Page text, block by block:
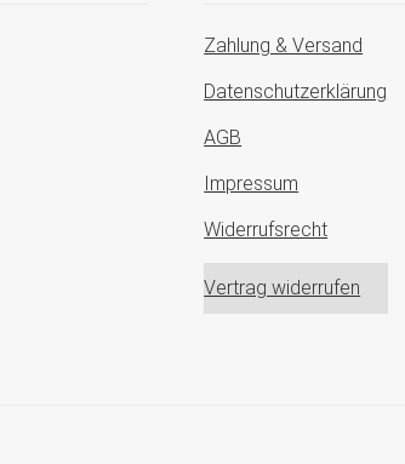
Zahlung & Versand
Datenschutzerklärung
AGB
Impressum
Widerrufsrecht
Vertrag widerrufen